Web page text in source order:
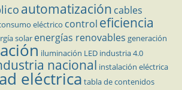
automatización cables
eléctrico control eficiencia
solar energías renovables generación
iluminación LED industria 4.0
nacional instalación eléctrica
eléctrica tabla de contenidos